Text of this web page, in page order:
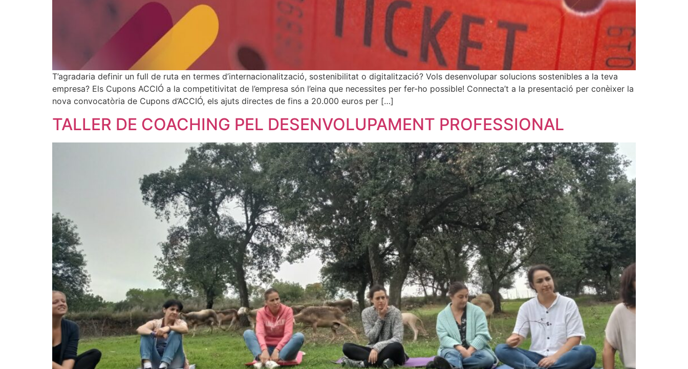
T’agradaria definir un full de ruta en termes d’internacionalització, sostenibilitat o digitalització? Vols desenvolupar solucions sostenibles a la teva
empresa? Els Cupons ACCIÓ a la competitivitat de l’empresa són l’eina que necessites per fer-ho possible! Connecta’t a la presentació per conèixer la
nova convocatòria de Cupons d’ACCIÓ, els ajuts directes de fins a 20.000 euros per […]
TALLER DE COACHING PEL DESENVOLUPAMENT PROFESSIONAL